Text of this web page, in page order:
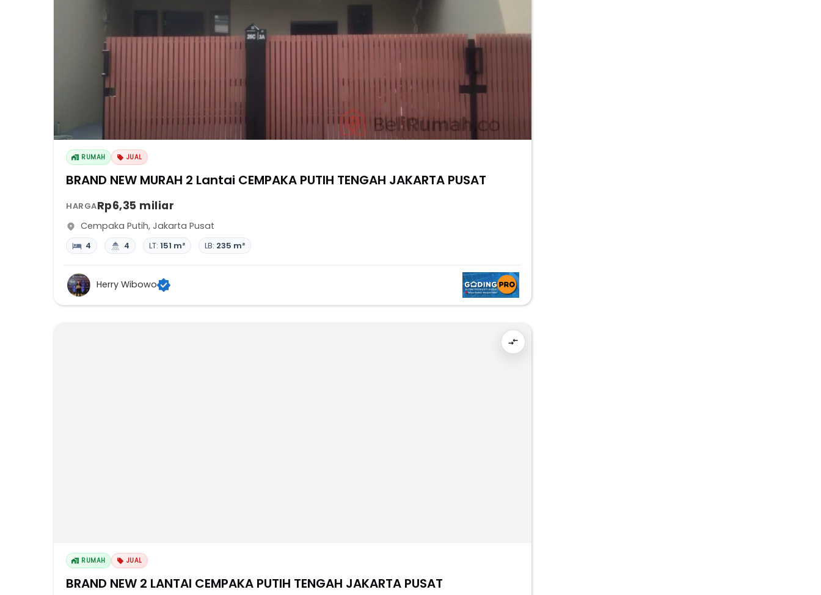
RUMAH JUAL
BRAND NEW MURAH 2 Lantai CEMPAKA PUTIH TENGAH JAKARTA PUSAT
HARGARp6,35 miliar
Cempaka Putih, Jakarta Pusat
4 4 LT: 151 m² LB: 235 m²
Herry Wibowo
RUMAH JUAL
BRAND NEW 2 LANTAI CEMPAKA PUTIH TENGAH JAKARTA PUSAT